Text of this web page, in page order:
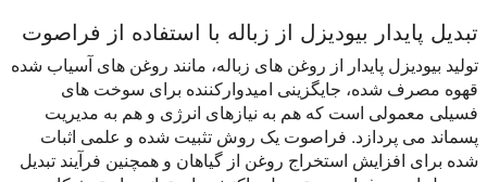
تبدیل پایدار بیودیزل از زباله با استفاده از فراصوت
تولید بیودیزل پایدار از روغن های زباله، مانند روغن های آسیاب شده
قهوه مصرف شده، جایگزینی امیدوارکننده برای سوخت های
فسیلی معمولی است که هم به نیازهای انرژی و هم به مدیریت
پسماند می پردازد. فراصوت یک روش تثبیت شده و علمی اثبات
شده برای افزایش استخراج روغن از گیاهان و همچنین فرآیند تبدیل